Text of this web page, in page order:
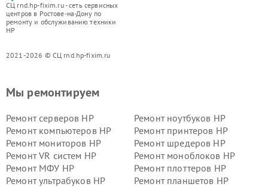
СЦ rnd.hp-fixim.ru - сеть сервисных
центров в Ростове-на-Дону по
ремонту и обслуживанию техники
HP
2021-2026 © СЦ rnd.hp-fixim.ru
Мы ремонтируем
Ремонт серверов HP
Ремонт ноутбуков HP
Ремонт компьютеров HP
Ремонт принтеров HP
Ремонт мониторов HP
Ремонт шредеров HP
Ремонт VR систем HP
Ремонт моноблоков HP
Ремонт МФУ HP
Ремонт плоттеров HP
Ремонт ультрабуков HP
Ремонт планшетов HP